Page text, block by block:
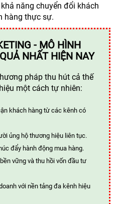
năng chuyển đổi khách
hàng thực sự.
- MÔ HÌNH
NHẤT HIỆN NAY
pháp thu hút cả thế
một cách tự nhiên:
khách hàng từ các kênh có
ủng hộ thương hiệu liên tục.
đẩy hành động mua hàng.
vững và thu hồi vốn đầu tư
với nền tảng đa kênh hiệu